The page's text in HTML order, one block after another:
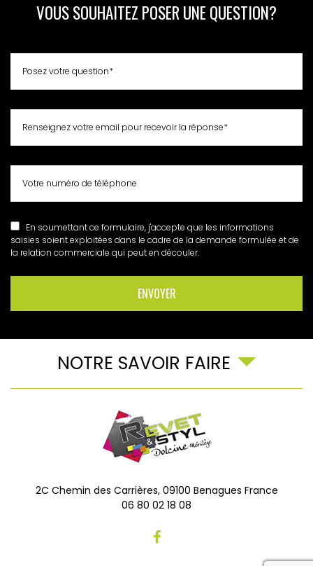
VOUS SOUHAITEZ POSER UNE QUESTION?
En soumettant ce formulaire, j'accepte que les informations
saisies soient exploitées dans le cadre de la demande formulée et de
la relation commerciale qui peut en découler.
NOTRE SAVOIR FAIRE
2C Chemin des Carrières, 09100 Benagues France
06 80 02 18 08